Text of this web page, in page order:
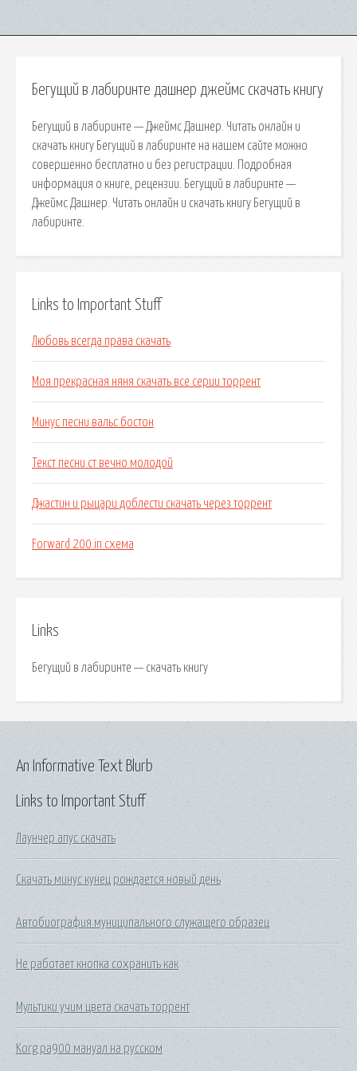
Бегущий в лабиринте дашнер джеймс скачать книгу
Бегущий в лабиринте — Джеймс Дашнер. Читать онлайн и
скачать книгу Бегущий в лабиринте на нашем сайте можно
совершенно бесплатно и без регистрации. Подробная
информация о книге, рецензии. Бегущий в лабиринте —
Джеймс Дашнер. Читать онлайн и скачать книгу Бегущий в
лабиринте.
Links to Important Stuff
Любовь всегда права скачать
Моя прекрасная няня скачать все серии торрент
Минус песни вальс бостон
Текст песни ст вечно молодой
Джастин и рыцари доблести скачать через торрент
Forward 200 in схема
Links
Бегущий в лабиринте — скачать книгу
Links to Important Stuff
Лаунчер апус скачать
Скачать минус кунец рождается новый день
Автобиография муниципального служащего образец
Не работает кнопка сохранить как
Мультики учим цвета скачать торрент
Korg pa900 мануал на русском
An Informative Text Blurb